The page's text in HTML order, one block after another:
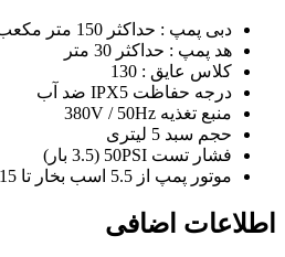
دبی پمپ : حداکثر 150 متر مکعب در ساعت
هد پمپ : حداکثر 30 متر
کلاس عایق : 130
درجه حفاظت IPX5 ضد آب
منبع تغذیه 380V / 50Hz
حجم سبد 5 لیتری
فشار تست 50PSI (3.5 بار)
موتور پمپ از 5.5 اسب بخار تا 15 اسب بخار
اطلاعات اضافی